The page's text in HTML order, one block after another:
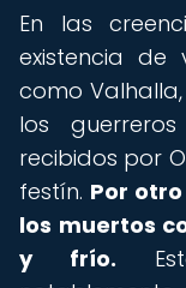
En las
existencia de
como
los
recibidos por
festín. Por
los muertos
y frío.